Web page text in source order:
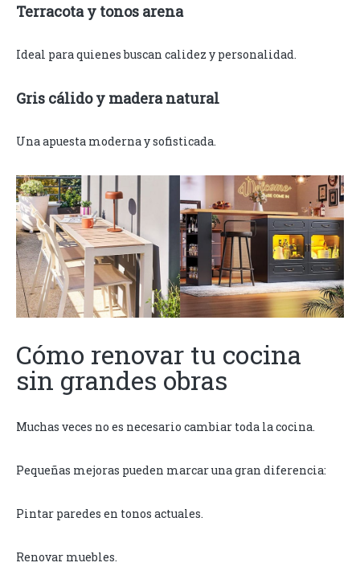
Terracota y tonos arena
Ideal para quienes buscan calidez y personalidad.
Gris cálido y madera natural
Una apuesta moderna y sofisticada.
Cómo renovar tu cocina
sin grandes obras
Muchas veces no es necesario cambiar toda la cocina.
Pequeñas mejoras pueden marcar una gran diferencia:
Pintar paredes en tonos actuales.
Renovar muebles.